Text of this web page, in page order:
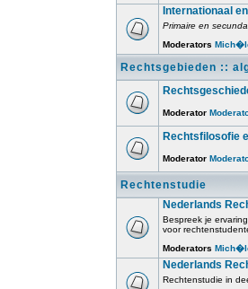
Internationaal
Primaire en
Moderators
Rechtsgebieden ::
Moderator
Rechtsfilosofie
Moderator
Rechtenstudie
Nederlands
Bespreek je
voor
Moderators
Nederlands
Rechtenstudie in